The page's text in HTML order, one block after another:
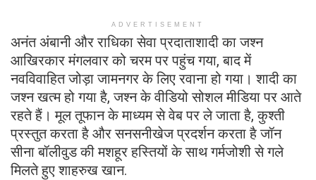
ADVERTISEMENT
अनंत अंबानी और राधिका सेवा प्रदाताशादी का जश्न
आखिरकार मंगलवार को चरम पर पहुंच गया, बाद में
नवविवाहित जोड़ा जामनगर के लिए रवाना हो गया। शादी का
जश्न खत्म हो गया है, जश्न के वीडियो सोशल मीडिया पर आते
रहते हैं। मूल तूफान के माध्यम से वेब पर ले जाता है, कुश्ती
प्रस्तुत करता है और सनसनीखेज प्रदर्शन करता है जॉन
सीना बॉलीवुड की मशहूर हस्तियों के साथ गर्मजोशी से गले
मिलते हुए शाहरुख खान.